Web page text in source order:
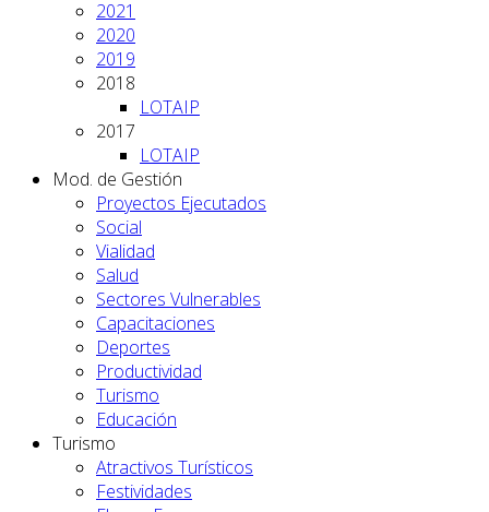
2021
2020
2019
2018
LOTAIP
2017
LOTAIP
Mod. de Gestión
Proyectos Ejecutados
Social
Vialidad
Salud
Sectores Vulnerables
Capacitaciones
Deportes
Productividad
Turismo
Educación
Turismo
Atractivos Turísticos
Festividades